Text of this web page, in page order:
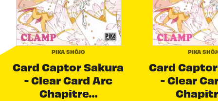
PIKA SHÔJO
Card Captor Sakura
- Clear Card Arc
Chapitre…
PIKA
Card
- Clear